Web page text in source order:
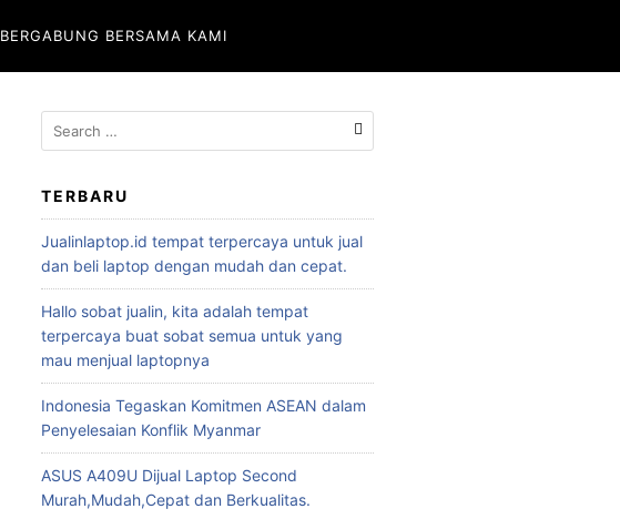
BERGABUNG BERSAMA KAMI
TERBARU
Jualinlaptop.id tempat terpercaya untuk jual
dan beli laptop dengan mudah dan cepat.
Hallo sobat jualin, kita adalah tempat
terpercaya buat sobat semua untuk yang
mau menjual laptopnya
Indonesia Tegaskan Komitmen ASEAN dalam
Penyelesaian Konflik Myanmar
ASUS A409U Dijual Laptop Second
Murah,Mudah,Cepat dan Berkualitas.